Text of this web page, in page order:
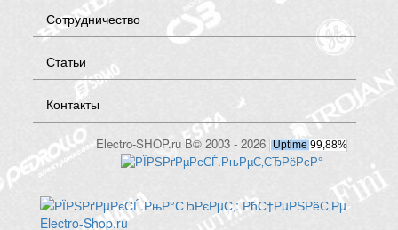
Сотрудничество
Статьи
Контакты
Electro-SHOP.ru В© 2003 - 2026